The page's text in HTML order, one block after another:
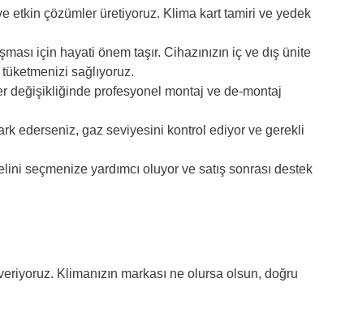
etkin çözümler üretiyoruz. Klima kart tamiri ve yedek
için hayati önem taşır. Cihazınızın iç ve dış ünite
sağlıyoruz.
değişikliğinde profesyonel montaj ve de-montaj
ederseniz, gaz seviyesini kontrol ediyor ve gerekli
seçmenize yardımcı oluyor ve satış sonrası destek
Klimanızın markası ne olursa olsun, doğru